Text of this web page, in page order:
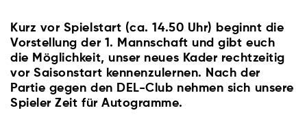
Kurz vor Spielstart (ca. 14.50 Uhr) beginnt die
Vorstellung der 1. Mannschaft und gibt euch
die Möglichkeit, unser neues Kader rechtzeitig
vor Saisonstart kennenzulernen. Nach der
Partie gegen den DEL-Club nehmen sich unsere
Spieler Zeit für Autogramme.